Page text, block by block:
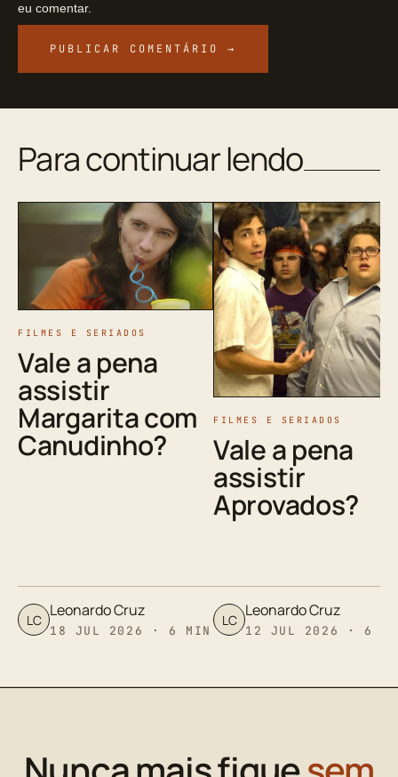
eu comentar.
Para continuar lendo
FILMES E SERIADOS
Vale a pena
assistir
Margarita com
Canudinho?
LC Leonardo Cruz
18 JUL 2026 · 6 MIN
FILMES E SERIADOS
Vale a pena
assistir
Aprovados?
LC Leonardo Cruz
12 JUL 2026 · 6